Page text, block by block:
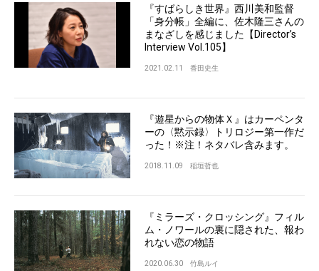
『すばらしき世界』西川美和監督
「身分帳」全編に、佐木隆三さんの
まなざしを感じました【Director’s
Interview Vol.105】
2021.02.11 香田史生
『遊星からの物体Ｘ』はカーペンタ
ーの〈黙示録〉トリロジー第一作だ
った！※注！ネタバレ含みます。
2018.11.09 稲垣哲也
『ミラーズ・クロッシング』フィル
ム・ノワールの裏に隠された、報わ
れない恋の物語
2020.06.30 竹島ルイ